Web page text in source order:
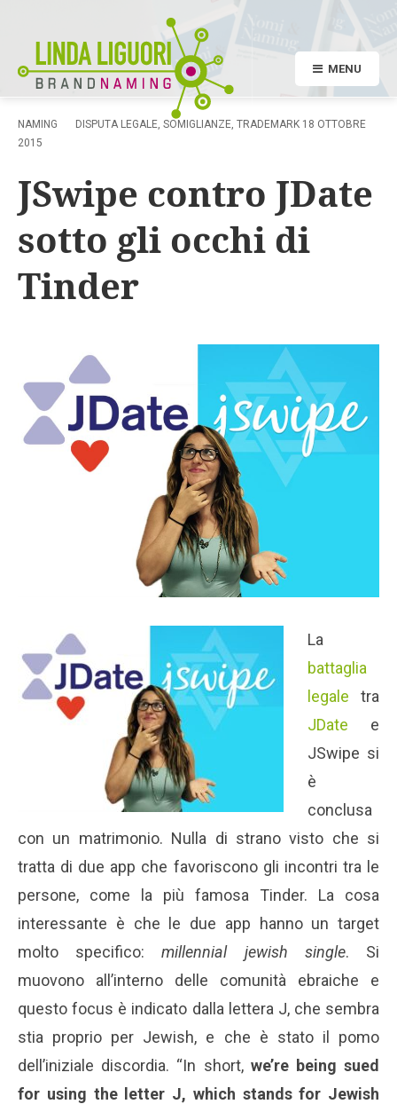
MENU
NAMING DISPUTA LEGALE, SOMIGLIANZE, TRADEMARK 18 OTTOBRE
2015
JSwipe contro JDate
sotto gli occhi di
Tinder
La
battaglia
legale tra
JDate e
JSwipe si
è
conclusa
con un matrimonio. Nulla di strano visto che si
tratta di due app che favoriscono gli incontri tra le
persone, come la più famosa Tinder. La cosa
interessante è che le due app hanno un target
molto specifico:millennial jewish single. Si
muovono all’interno delle comunità ebraiche e
questo focus è indicato dalla lettera J, che sembra
stia proprio per Jewish, e che è stato il pomo
dell’iniziale discordia. “In short, we’re being sued
for using the letter J, which stands for Jewish